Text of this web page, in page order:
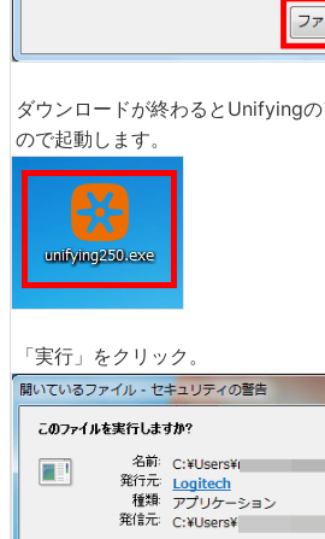
ダウンロードが終わるとUnifying
ので起動します。
「実行」をクリック。